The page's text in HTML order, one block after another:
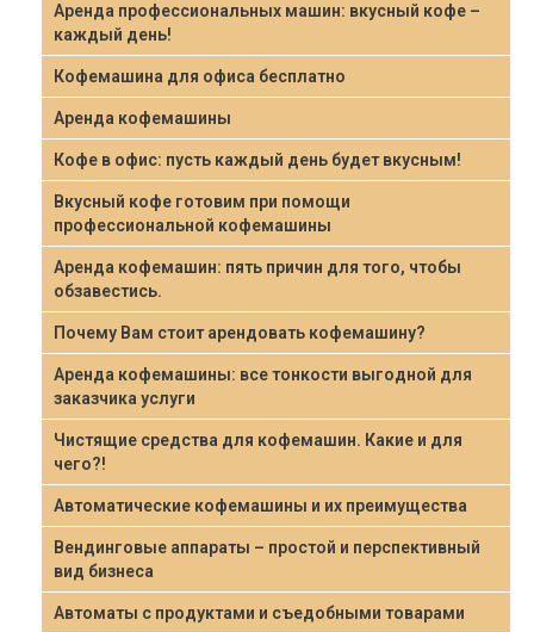
Аренда профессиональных машин: вкусный кофе –
каждый день!
Кофемашина для офиса бесплатно
Аренда кофемашины
Кофе в офис: пусть каждый день будет вкусным!
Вкусный кофе готовим при помощи
профессиональной кофемашины
Аренда кофемашин: пять причин для того, чтобы
обзавестись.
Почему Вам стоит арендовать кофемашину?
Аренда кофемашины: все тонкости выгодной для
заказчика услуги
Чистящие средства для кофемашин. Какие и для
чего?!
Автоматические кофемашины и их преимущества
Вендинговые аппараты – простой и перспективный
вид бизнеса
Автоматы с продуктами и съедобными товарами